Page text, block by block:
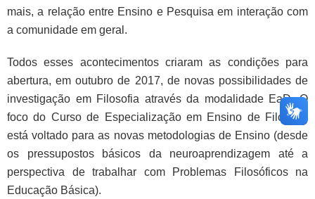
mais, a relação entre Ensino e Pesquisa em interação com
a comunidade em geral.
Todos esses acontecimentos criaram as condições para
abertura, em outubro de 2017, de novas possibilidades de
investigação em Filosofia através da modalidade EaD. O
foco do Curso de Especialização em Ensino de Filosofia
está voltado para as novas metodologias de Ensino (desde
os pressupostos básicos da neuroaprendizagem até a
perspectiva de trabalhar com Problemas Filosóficos na
Educação Básica).